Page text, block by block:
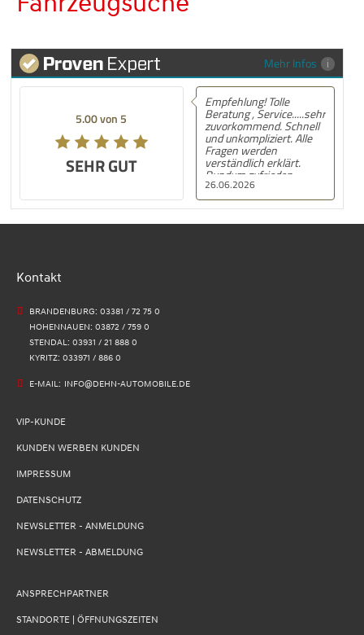
Mehr Infos
5.00 von 5
SEHR GUT
26.06.2026
Empfehlung! Tolle
Beratung , Service.....sehr
zuvorkommend. Schnell
und unkompliziert. Alle
Fragen werden
verständlich erklärt.
Rundum zufrieden.
Kontakt
BRANDENBURG: 03381 / 72 75 0
HOHENNAUEN: 03872 / 759 0
STENDAL: 03931 / 21 888 0
KYRITZ: 033971 / 886 0
E-MAIL: INFO@DEHN-AUTOMOBILE.DE
VIP-KUNDE
KUNDEN WERBEN KUNDEN
IMPRESSUM
DATENSCHUTZ
NEWSLETTER - ANMELDUNG
NEWSLETTER - ABMELDUNG
ANSPRECHPARTNER
STANDORTE | ÖFFNUNGSZEITEN